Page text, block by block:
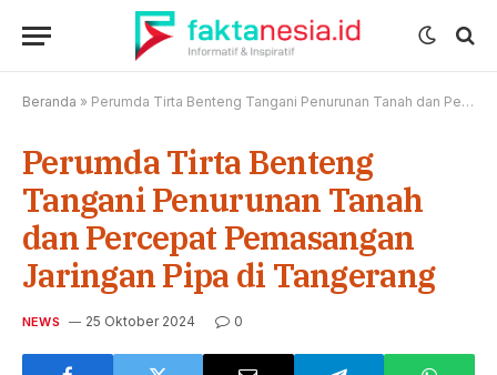
Beranda » Perumda Tirta Benteng Tangani Penurunan Tanah dan Percepat Pemasangan Jaringan Pipa di Tangerang
Perumda Tirta Benteng
Tangani Penurunan Tanah
dan Percepat Pemasangan
Jaringan Pipa di Tangerang
NEWS 25 Oktober 2024 0